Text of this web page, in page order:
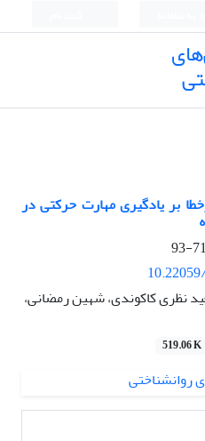
بر یادگیری مهارت حرکتی در
71-93
نظری کاکوندی، شهین رمضانی،
519.06 K